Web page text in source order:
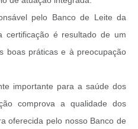
pelo Banco de Leite da
certificação é resultado de um
boas práticas e à preocupação
importante para a saúde dos
comprova a qualidade dos
oferecida pelo nosso Banco de